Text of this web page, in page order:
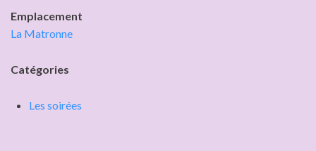
Emplacement
La Matronne
Catégories
Les soirées